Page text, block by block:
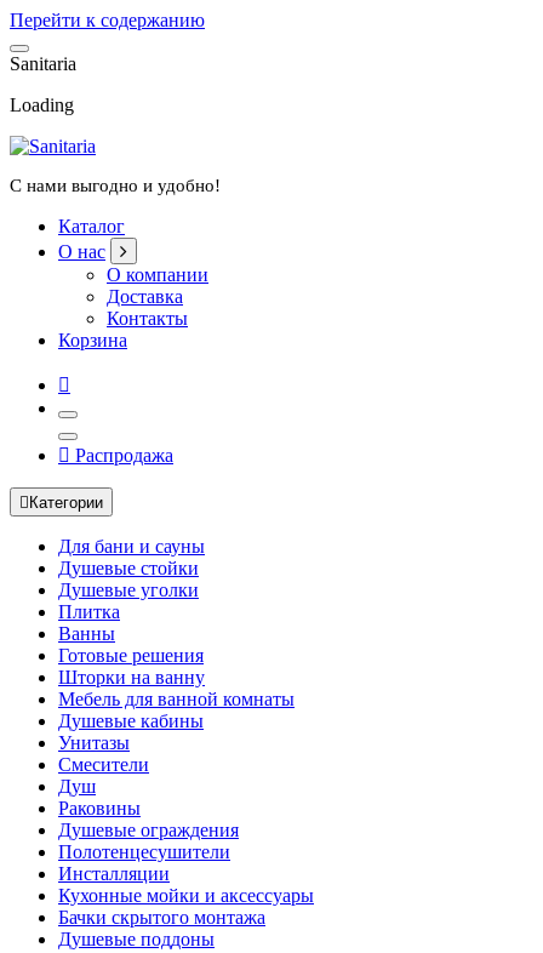
Перейти к содержанию
Sanitaria
Loading
С нами выгодно и удобно!
Каталог
О нас
О компании
Доставка
Контакты
Корзина
Распродажа
Категории
Для бани и сауны
Душевые стойки
Душевые уголки
Плитка
Ванны
Готовые решения
Шторки на ванну
Мебель для ванной комнаты
Душевые кабины
Унитазы
Смесители
Душ
Раковины
Душевые ограждения
Полотенцесушители
Инсталляции
Кухонные мойки и аксессуары
Бачки скрытого монтажа
Душевые поддоны